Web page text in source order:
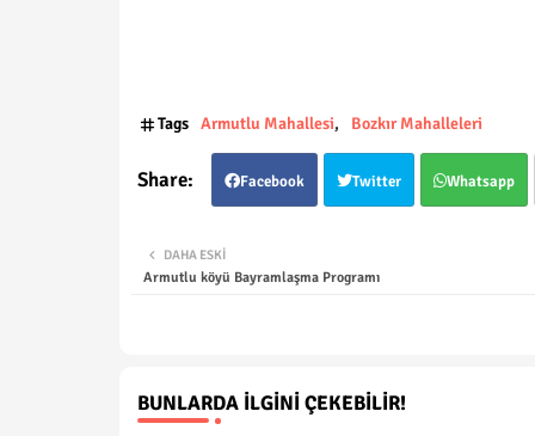
Tags Armutlu Mahallesi Bozkır Mahalleleri
Facebook Twitter Whatsapp
DAHA ESKI
Armutlu köyü Bayramlaşma Programı
BUNLARDA İLGINI ÇEKEBILIR!